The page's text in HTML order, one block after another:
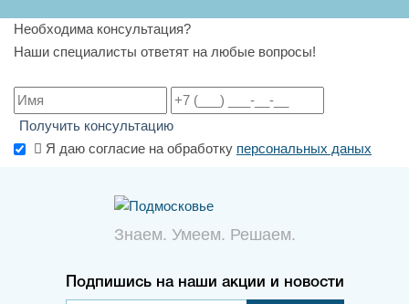
Необходима консультация?
Наши специалисты ответят на любые вопросы!
Получить консультацию
Я даю согласие на обработку персональных даных
Знаем. Умеем. Решаем.
Подпишись на наши акции и новости